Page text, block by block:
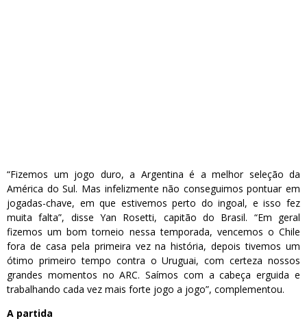
“Fizemos um jogo duro, a Argentina é a melhor seleção da
América do Sul. Mas infelizmente não conseguimos pontuar em
jogadas-chave, em que estivemos perto do ingoal, e isso fez
muita falta”, disse Yan Rosetti, capitão do Brasil. “Em geral
fizemos um bom torneio nessa temporada, vencemos o Chile
fora de casa pela primeira vez na história, depois tivemos um
ótimo primeiro tempo contra o Uruguai, com certeza nossos
grandes momentos no ARC. Saímos com a cabeça erguida e
trabalhando cada vez mais forte jogo a jogo”, complementou.
A partida